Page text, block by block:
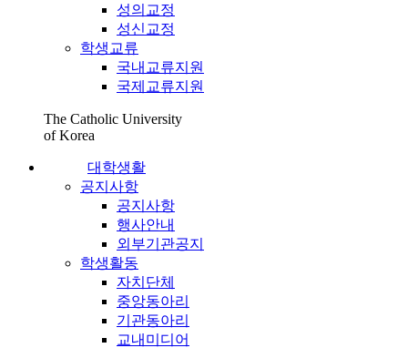
성의교정
성신교정
학생교류
국내교류지원
국제교류지원
The Catholic University
of Korea
대학생활
공지사항
공지사항
행사안내
외부기관공지
학생활동
자치단체
중앙동아리
기관동아리
교내미디어